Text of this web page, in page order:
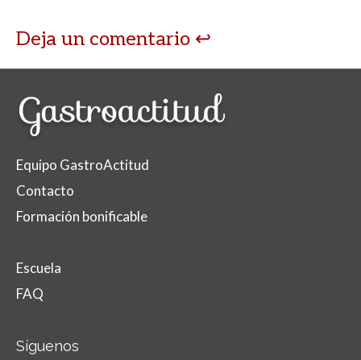
Deja un comentario
Equipo GastroActitud
Contacto
Formación bonificable
Escuela
FAQ
Síguenos